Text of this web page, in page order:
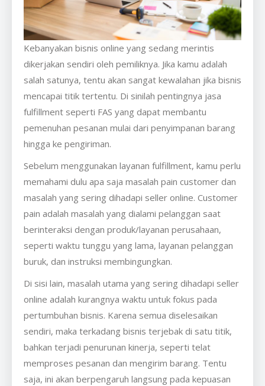
Kebanyakan bisnis online yang sedang merintis
dikerjakan sendiri oleh pemiliknya. Jika kamu adalah
salah satunya, tentu akan sangat kewalahan jika bisnis
mencapai titik tertentu. Di sinilah pentingnya jasa
fulfillment seperti FAS yang dapat membantu
pemenuhan pesanan mulai dari penyimpanan barang
hingga ke pengiriman.
Sebelum menggunakan layanan fulfillment, kamu perlu
memahami dulu apa saja masalah pain customer dan
masalah yang sering dihadapi seller online. Customer
pain adalah masalah yang dialami pelanggan saat
berinteraksi dengan produk/layanan perusahaan,
seperti waktu tunggu yang lama, layanan pelanggan
buruk, dan instruksi membingungkan.
Di sisi lain, masalah utama yang sering dihadapi seller
online adalah kurangnya waktu untuk fokus pada
pertumbuhan bisnis. Karena semua diselesaikan
sendiri, maka terkadang bisnis terjebak di satu titik,
bahkan terjadi penurunan kinerja, seperti telat
memproses pesanan dan mengirim barang. Tentu
saja, ini akan berpengaruh langsung pada kepuasan